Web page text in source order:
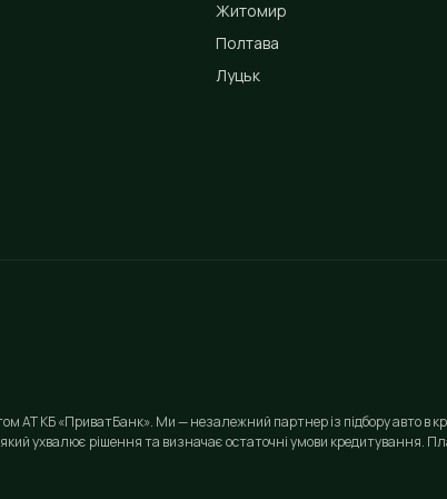
Житомир
Полтава
Луцьк
АТ КБ «ПриватБанк». Ми — незалежний партнер із підбору авто в
ухвалює рішення та визначає остаточні умови кредитування.